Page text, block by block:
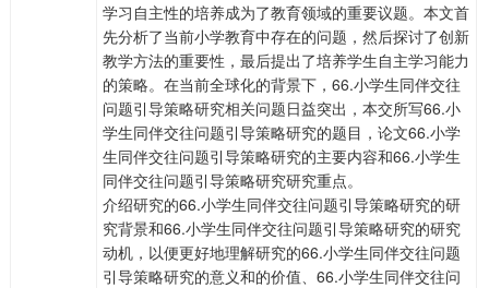
学习自主性的培养成为了教育领域的重要议题。本文首
先分析了当前小学教育中存在的问题，然后探讨了创新
教学方法的重要性，最后提出了培养学生自主学习能力
的策略。在当前全球化的背景下，66.小学生同伴交往
问题引导策略研究相关问题日益突出，本交所写66.小
学生同伴交往问题引导策略研究的题目，论文66.小学
生同伴交往问题引导策略研究的主要内容和66.小学生
同伴交往问题引导策略研究研究重点。
介绍研究的66.小学生同伴交往问题引导策略研究的研
究背景和66.小学生同伴交往问题引导策略研究的研究
动机，以便更好地理解研究的66.小学生同伴交往问题
引导策略研究的意义和的价值、66.小学生同伴交往问